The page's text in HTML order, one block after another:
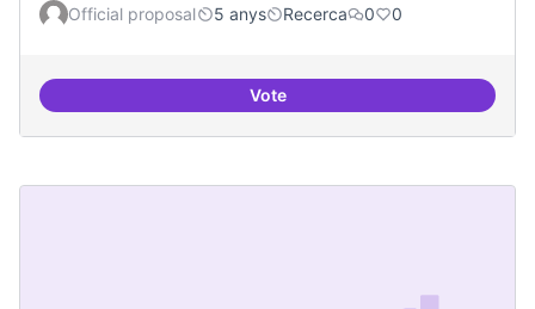
Official proposal 5 anys Recerca 0 0
VoteXarxa internacional d'ateneus -